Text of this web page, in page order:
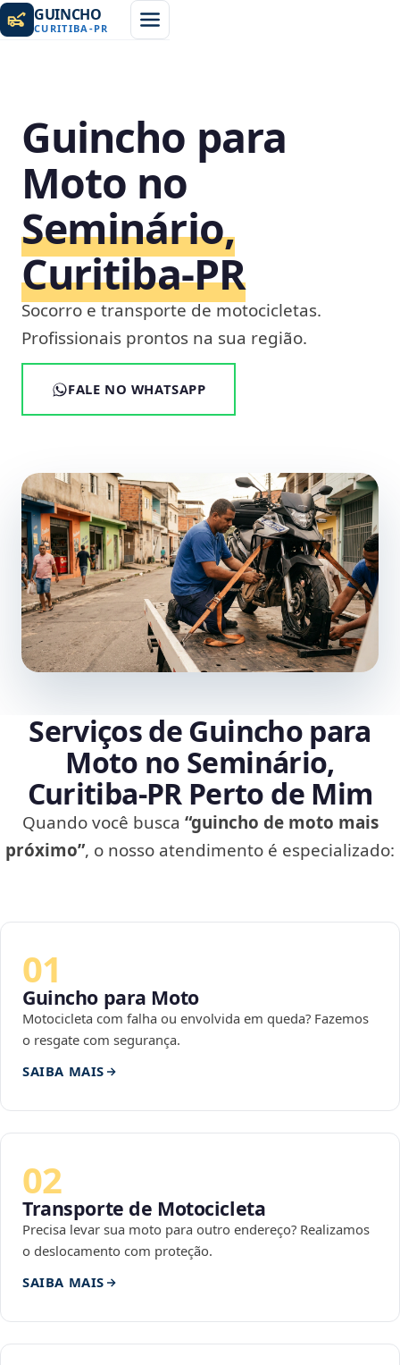
GUINCHO
CURITIBA -PR
Guincho para
Moto no
Seminário,
Curitiba‑PR
Socorro e transporte de motocicletas.
Profissionais prontos na sua região.
FALE NO WHATSAPP
Serviços de Guincho para
Moto no Seminário,
Curitiba‑PR Perto de Mim
Quando você busca “guincho de moto mais
próximo”, o nosso atendimento é especializado:
01
Guincho para Moto
Motocicleta com falha ou envolvida em queda? Fazemos
o resgate com segurança.
SAIBA MAIS
02
Transporte de Motocicleta
Precisa levar sua moto para outro endereço? Realizamos
o deslocamento com proteção.
SAIBA MAIS